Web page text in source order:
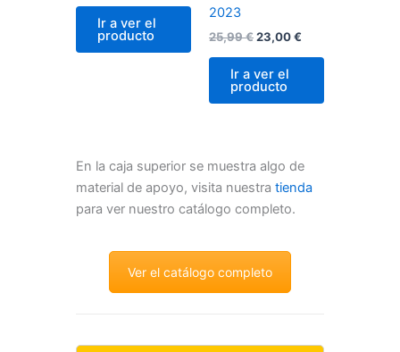
Ir a ver el
producto
2023
25,99€23,00€
Ir a ver el
producto
En la caja superior se muestra algo de
material de apoyo, visita nuestra tienda
para ver nuestro catálogo completo.
Ver el catálogo completo